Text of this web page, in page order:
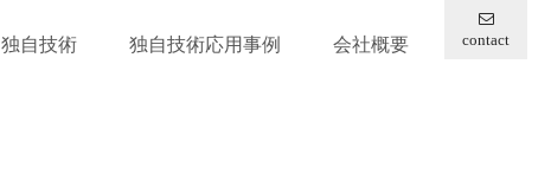
独自技術 独自技術応用事例 会社概要 contact